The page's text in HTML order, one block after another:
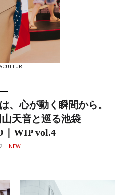
、心が動く瞬間から。
天音と巡る池袋
｜WIP vol.4